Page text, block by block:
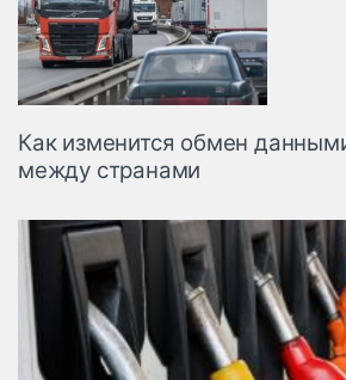
Как изменится обмен
между странами